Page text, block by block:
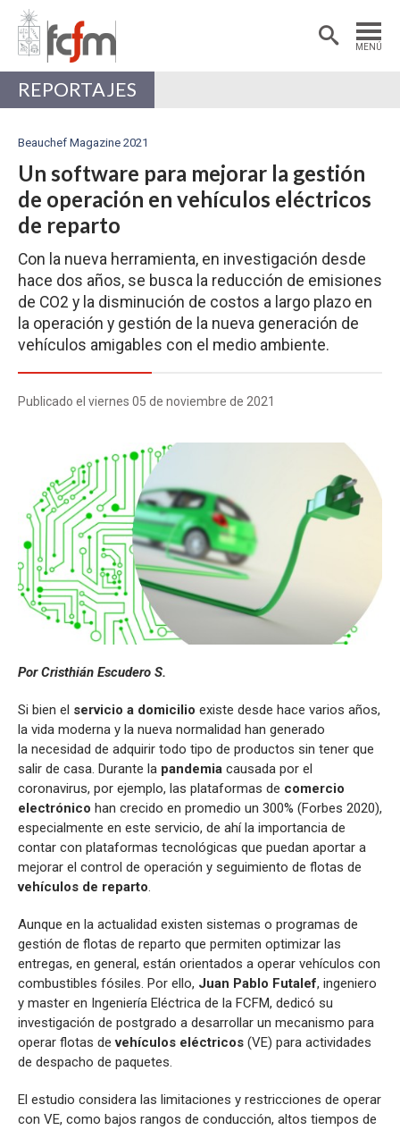
MENÚ
Estudiantes
Académicas/os
REPORTAJES
Beauchef Magazine 2021
Un software para mejorar la gestión
de operación en vehículos eléctricos
de reparto
Con la nueva herramienta, en investigación desde
hace dos años, se busca la reducción de emisiones
de CO2 y la disminución de costos a largo plazo en
la operación y gestión de la nueva generación de
vehículos amigables con el medio ambiente.
Publicado el viernes 05 de noviembre de 2021
Por Cristhián Escudero S.
Si bien el servicio a domicilio existe desde hace varios años,
la vida moderna y la nueva normalidad han generado
la necesidad de adquirir todo tipo de productos sin tener que
salir de casa. Durante la pandemia causada por el
coronavirus, por ejemplo, las plataformas de comercio
electrónico han crecido en promedio un 300% (Forbes 2020),
especialmente en este servicio, de ahí la importancia de
contar con plataformas tecnológicas que puedan aportar a
mejorar el control de operación y seguimiento de flotas de
vehículos de reparto.
Aunque en la actualidad existen sistemas o programas de
gestión de flotas de reparto que permiten optimizar las
entregas, en general, están orientados a operar vehículos con
combustibles fósiles. Por ello, Juan Pablo Futalef, ingeniero
y master en Ingeniería Eléctrica de la FCFM, dedicó su
investigación de postgrado a desarrollar un mecanismo para
operar flotas devehículos eléctricos (VE) para actividades
de despacho de paquetes.
El estudio considera las limitaciones y restricciones de operar
con VE, como bajos rangos de conducción, altos tiempos de